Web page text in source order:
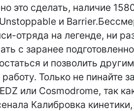
это сделать, наличие
и
отряда на легенде, ни
с заранее
и позволить
Только не пинайте
или Cosmodrome, так
Калибровка